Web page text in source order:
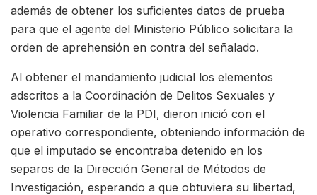
además de obtener los suficientes datos de prueba
para que el agente del Ministerio Público solicitara la
orden de aprehensión en contra del señalado.
Al obtener el mandamiento judicial los elementos
adscritos a la Coordinación de Delitos Sexuales y
Violencia Familiar de la PDI, dieron inició con el
operativo correspondiente, obteniendo información de
que el imputado se encontraba detenido en los
separos de la Dirección General de Métodos de
Investigación, esperando a que obtuviera su libertad,